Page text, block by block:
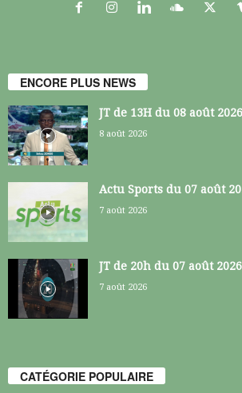
ENCORE PLUS NEWS
JT de 13H du 08 août 2026
8 août 2026
Actu Sports du 07 août
7 août 2026
JT de 20h du 07 août 2026
7 août 2026
CATÉGORIE POPULAIRE